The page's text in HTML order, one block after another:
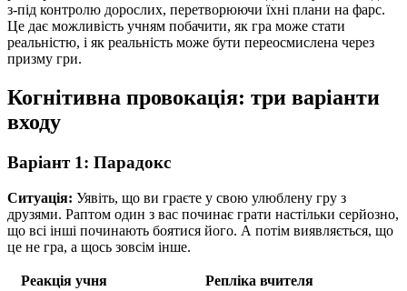
з-під контролю дорослих, перетворюючи їхні плани на фарс.
Це дає можливість учням побачити, як гра може стати
реальністю, і як реальність може бути переосмислена через
призму гри.
Когнітивна провокація: три варіанти
входу
Варіант 1: Парадокс
Ситуація: Уявіть, що ви граєте у свою улюблену гру з
друзями. Раптом один з вас починає грати настільки серйозно,
що всі інші починають боятися його. А потім виявляється, що
це не гра, а щось зовсім інше.
Реакція учня
Репліка вчителя